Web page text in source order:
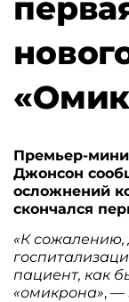
Премьер-
Джонсон
осложнений
скончался
«К сожалению,
пациент, как
«омикрона», —